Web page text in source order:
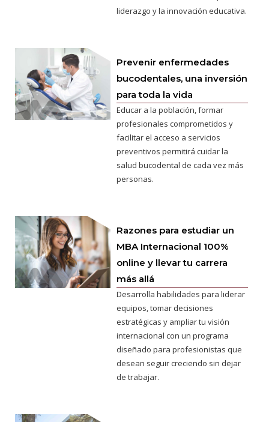
liderazgo y la innovación educativa.
Prevenir enfermedades
bucodentales, una inversión
para toda la vida
Educar a la población, formar
profesionales comprometidos y
facilitar el acceso a servicios
preventivos permitirá cuidar la
salud bucodental de cada vez más
personas.
Razones para estudiar un
MBA Internacional 100%
online y llevar tu carrera
más allá
Desarrolla habilidades para liderar
equipos, tomar decisiones
estratégicas y ampliar tu visión
internacional con un programa
diseñado para profesionistas que
desean seguir creciendo sin dejar
de trabajar.